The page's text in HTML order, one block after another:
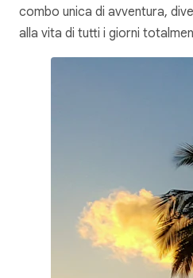
combo unica di avventura,
alla vita di tutti i giorni